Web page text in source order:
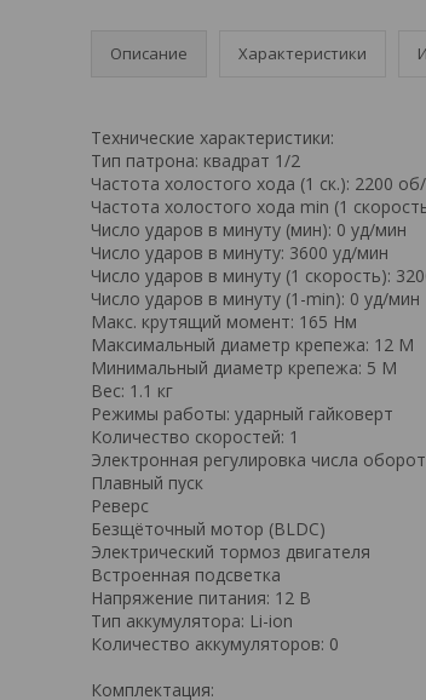
Описание Характеристики
Технические характеристики:
Тип патрона: квадрат 1/2
Частота холостого хода (1 ск.): 2200
Частота холостого хода min (1
Число ударов в минуту (мин): 0 уд/мин
Число ударов в минуту: 3600 уд/мин
Число ударов в минуту (1 скорость):
Число ударов в минуту (1-min): 0 уд/мин
Макс. крутящий момент: 165 Нм
Максимальный диаметр крепежа: 12 М
Минимальный диаметр крепежа: 5 М
Вес: 1.1 кг
Режимы работы: ударный гайковерт
Количество скоростей: 1
Электронная регулировка числа
Плавный пуск
Реверс
Безщёточный мотор (BLDC)
Электрический тормоз двигателя
Встроенная подсветка
Напряжение питания: 12 В
Тип аккумулятора: Li-ion
Количество аккумуляторов: 0
Комплектация: